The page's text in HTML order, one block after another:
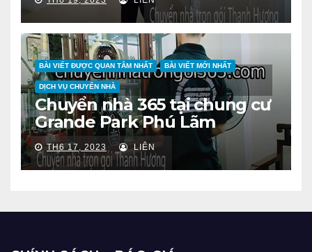
BÀI VIẾT ĐƯỢC QUAN TÂM NHẤT BÀI VIẾT MỚI NHẤT
DỊCH VỤ CHUYỂN NHÀ
Chuyển nhà 365 tại chung cư
Grande Park Phú Lãm
TH6 17, 2023 LIÊN